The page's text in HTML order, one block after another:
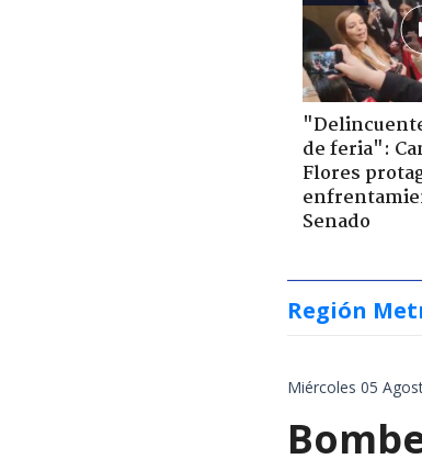
de feria":
Flores
Senado
Región
Miércoles 05